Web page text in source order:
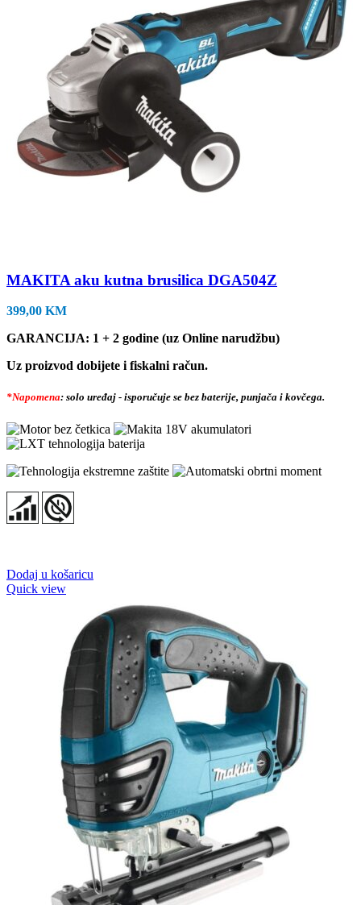
MAKITA aku kutna brusilica DGA504Z
399,00 KM
GARANCIJA: 1 + 2 godine (uz Online narudžbu)
Uz proizvod dobijete i fiskalni račun.
*Napomena: solo uređaj - isporučuje se bez baterije, punjača i kovčega.
Dodaj u košaricu
Quick view